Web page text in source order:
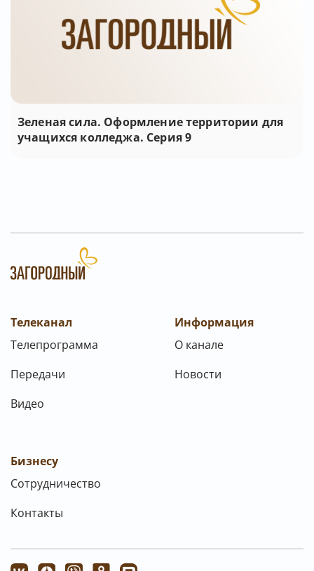
Зеленая сила. Оформление территории для
учащихся колледжа. Серия 9
Телеканал
Телепрограмма
Передачи
Видео
Информация
О канале
Новости
Бизнесу
Сотрудничество
Контакты